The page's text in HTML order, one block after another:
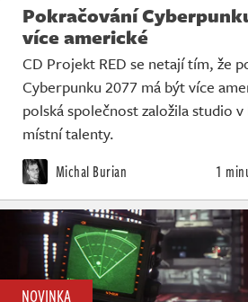
Pokračování
více americké
CD Projekt RED se netají tím, že
Cyberpunku 2077 má být více
polská společnost založila studio
místní talenty.
Michal Burian 1
NOVINKA